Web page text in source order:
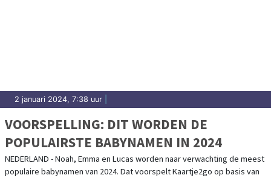
2 januari 2024, 7:38 uur
VOORSPELLING: DIT WORDEN DE
POPULAIRSTE BABYNAMEN IN 2024
NEDERLAND - Noah, Emma en Lucas worden naar verwachting de meest
populaire babynamen van 2024. Dat voorspelt Kaartje2go op basis van